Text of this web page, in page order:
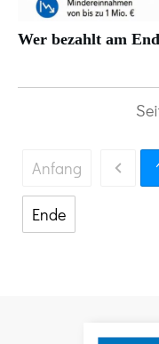
Wer bezahlt am
Anfang
Ende